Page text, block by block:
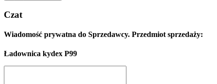
Czat
Wiadomość prywatna do Sprzedawcy. Przedmiot sprzedaży:
Ładownica kydex P99